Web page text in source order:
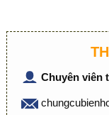
Chuyên viên